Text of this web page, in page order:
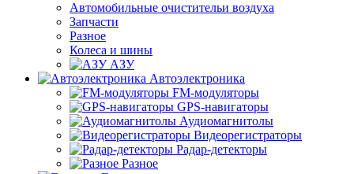
Автомобильные очистительи воздуха
Запчасти
Разное
Колеса и шины
АЗУ
Автоэлектроника
FM-модуляторы
GPS-навигаторы
Аудиомагнитолы
Видеорегистраторы
Радар-детекторы
Разное